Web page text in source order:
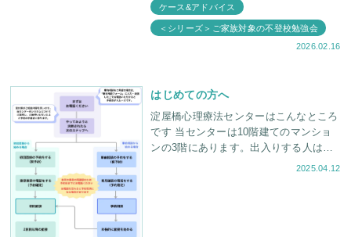
中で、そ
ケース&アドバイス
＜シリーズ＞ご家族対象の不登校勉強会
2026.02.16
はじめての方へ
淀屋橋心理療法センターはこんなところ
です 当センターは10階建てのマンショ
ンの3階にあります。出入りする人はさ
ほど多くなく、自然な形で入っていただ
2025.04.12